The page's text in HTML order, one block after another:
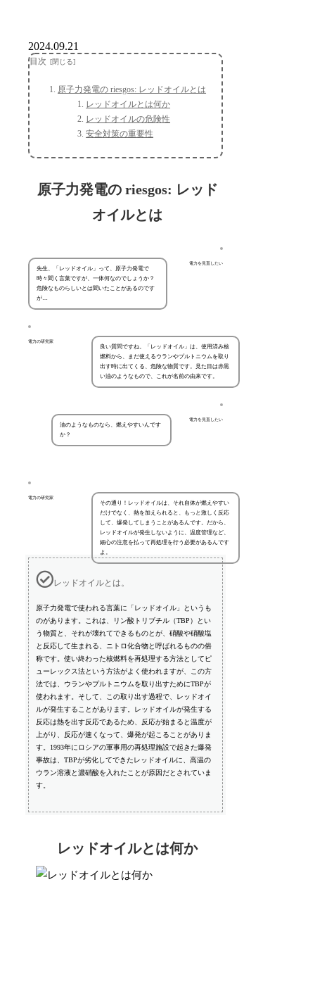
2024.09.21
目次
原子力発電の riesgos: レッドオイルとは
レッドオイルとは何か
レッドオイルの危険性
安全対策の重要性
原子力発電の riesgos: レッド
オイルとは
電力を見直したい
先生、「レッドオイル」って、原子力発電で
時々聞く言葉ですが、一体何なのでしょうか？
危険なものらしいとは聞いたことがあるのです
が…
電力の研究家
良い質問ですね。「レッドオイル」は、使用済み核
燃料から、まだ使えるウランやプルトニウムを取り
出す時に出てくる、危険な物質です。見た目は赤黒
い油のようなもので、これが名前の由来です。
電力を見直したい
油のようなものなら、燃えやすいんです
か？
電力の研究家
その通り！レッドオイルは、それ自体が燃えやすい
だけでなく、熱を加えられると、もっと激しく反応
して、爆発してしまうことがあるんです。だから、
レッドオイルが発生しないように、温度管理など、
細心の注意を払って再処理を行う必要があるんです
よ。
レッドオイルとは。
原子力発電で使われる言葉に「レッドオイル」というも
のがあります。これは、リン酸トリブチル（TBP）とい
う物質と、それが壊れてできるものとが、硝酸や硝酸塩
と反応して生まれる、ニトロ化合物と呼ばれるものの俗
称です。使い終わった核燃料を再処理する方法としてピ
ューレックス法という方法がよく使われますが、この方
法では、ウランやプルトニウムを取り出すためにTBPが
使われます。そして、この取り出す過程で、レッドオイ
ルが発生することがあります。レッドオイルが発生する
反応は熱を出す反応であるため、反応が始まると温度が
上がり、反応が速くなって、爆発が起こることがありま
す。1993年にロシアの軍事用の再処理施設で起きた爆発
事故は、TBPが劣化してできたレッドオイルに、高温の
ウラン溶液と濃硝酸を入れたことが原因だとされていま
す。
レッドオイルとは何か